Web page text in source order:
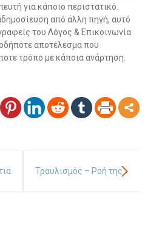
για κάποιο περιστατικό.
από άλλη πηγή, αυτό
του Λόγος & Επικοινωνία
αποτέλεσμα που
τρόπο με κάποια ανάρτηση.
Τραυλισμός – Ροή της